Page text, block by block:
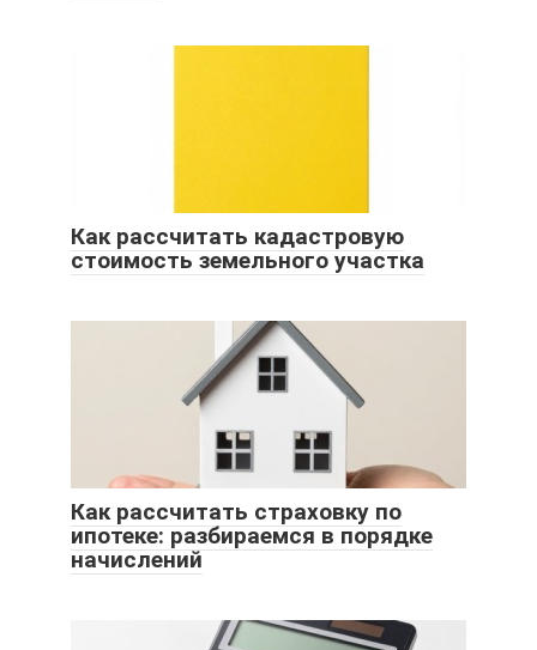
Как рассчитать кадастровую
стоимость земельного участка
Как рассчитать страховку по
ипотеке: разбираемся в порядке
начислений